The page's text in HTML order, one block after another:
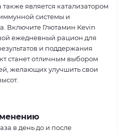
является катализатором
системы и
Включите Глютамин Kevin
ежедневный рацион для
и поддержания
станет отличным выбором
желающих улучшить свои
в день до и после